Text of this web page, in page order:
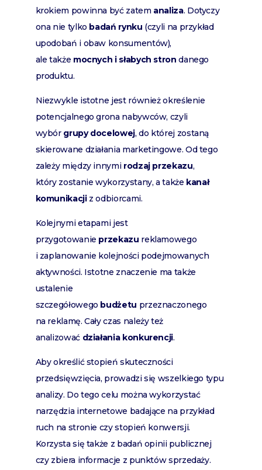
krokiem powinna być zatem analiza. Dotyczy
ona nie tylko badań rynku (czyli na przykład
upodobań i obaw konsumentów),
ale także mocnych i słabych stron danego
produktu.
Niezwykle istotne jest również określenie
potencjalnego grona nabywców, czyli
wybór grupy docelowej, do której zostaną
skierowane działania marketingowe. Od tego
zależy między innymi rodzaj przekazu,
który zostanie wykorzystany, a także kanał
komunikacjiz odbiorcami.
Kolejnymi etapami jest
przygotowanie przekazu reklamowego
i zaplanowanie kolejności podejmowanych
aktywności. Istotne znaczenie ma także
ustalenie
szczegółowego budżetu przeznaczonego
na reklamę. Cały czas należy też
analizować działania konkurencji.
Aby określić stopień skuteczności
przedsięwzięcia, prowadzi się wszelkiego typu
analizy. Do tego celu można wykorzystać
narzędzia internetowe badające na przykład
ruch na stronie czy stopień konwersji.
Korzysta się także z badań opinii publicznej
czy zbiera informacje z punktów sprzedaży.